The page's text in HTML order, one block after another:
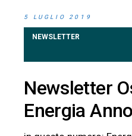
5 LUGLIO 2019
NEWSLETTER
Newsletter
Energia